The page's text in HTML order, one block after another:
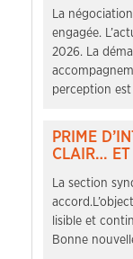
La
engagée.
2026. La
perception
PRIME
CLAIR… ET
La section
lisible et
Bonne